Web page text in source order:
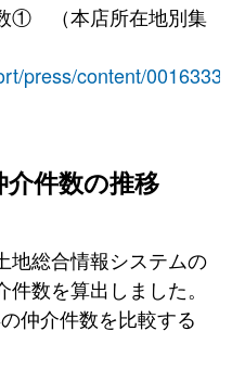
① （本店所在地別集
press/content/
件数の推移
地総合情報システムの
数を算出しました。
仲介件数を比較する